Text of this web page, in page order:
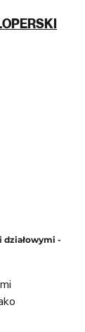
działowymi -